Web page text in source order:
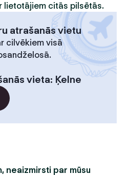
lietotājiem citās pilsētās.
atrašanās vietu
cilvēkiem visā
vieta: Ķelne
neaizmirsti par mūsu